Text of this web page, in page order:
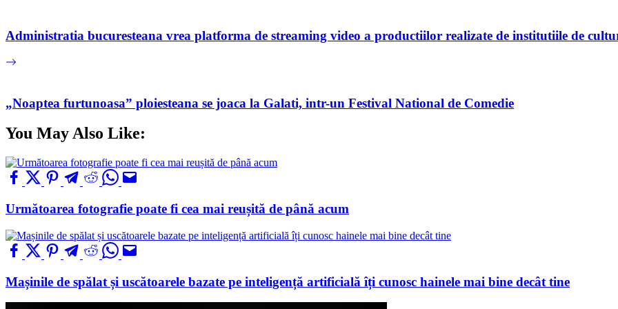
Administratia bucuresteana vrea platforma de streaming video a productiilor realizate de institutiile de
„Noaptea furtunoasa” ploiesteana se joaca la Galati, intr-un Festival National de Comedie
You May Also Like:
Următoarea fotografie poate fi cea mai reușită de până acum
Mașinile de spălat și uscătoarele bazate pe inteligență artificială îți cunosc hainele mai bine decât tine